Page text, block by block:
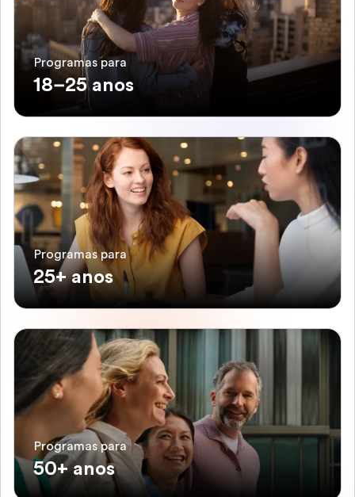
Programas para
18–25 anos
Programas para
25+ anos
Programas para
50+ anos